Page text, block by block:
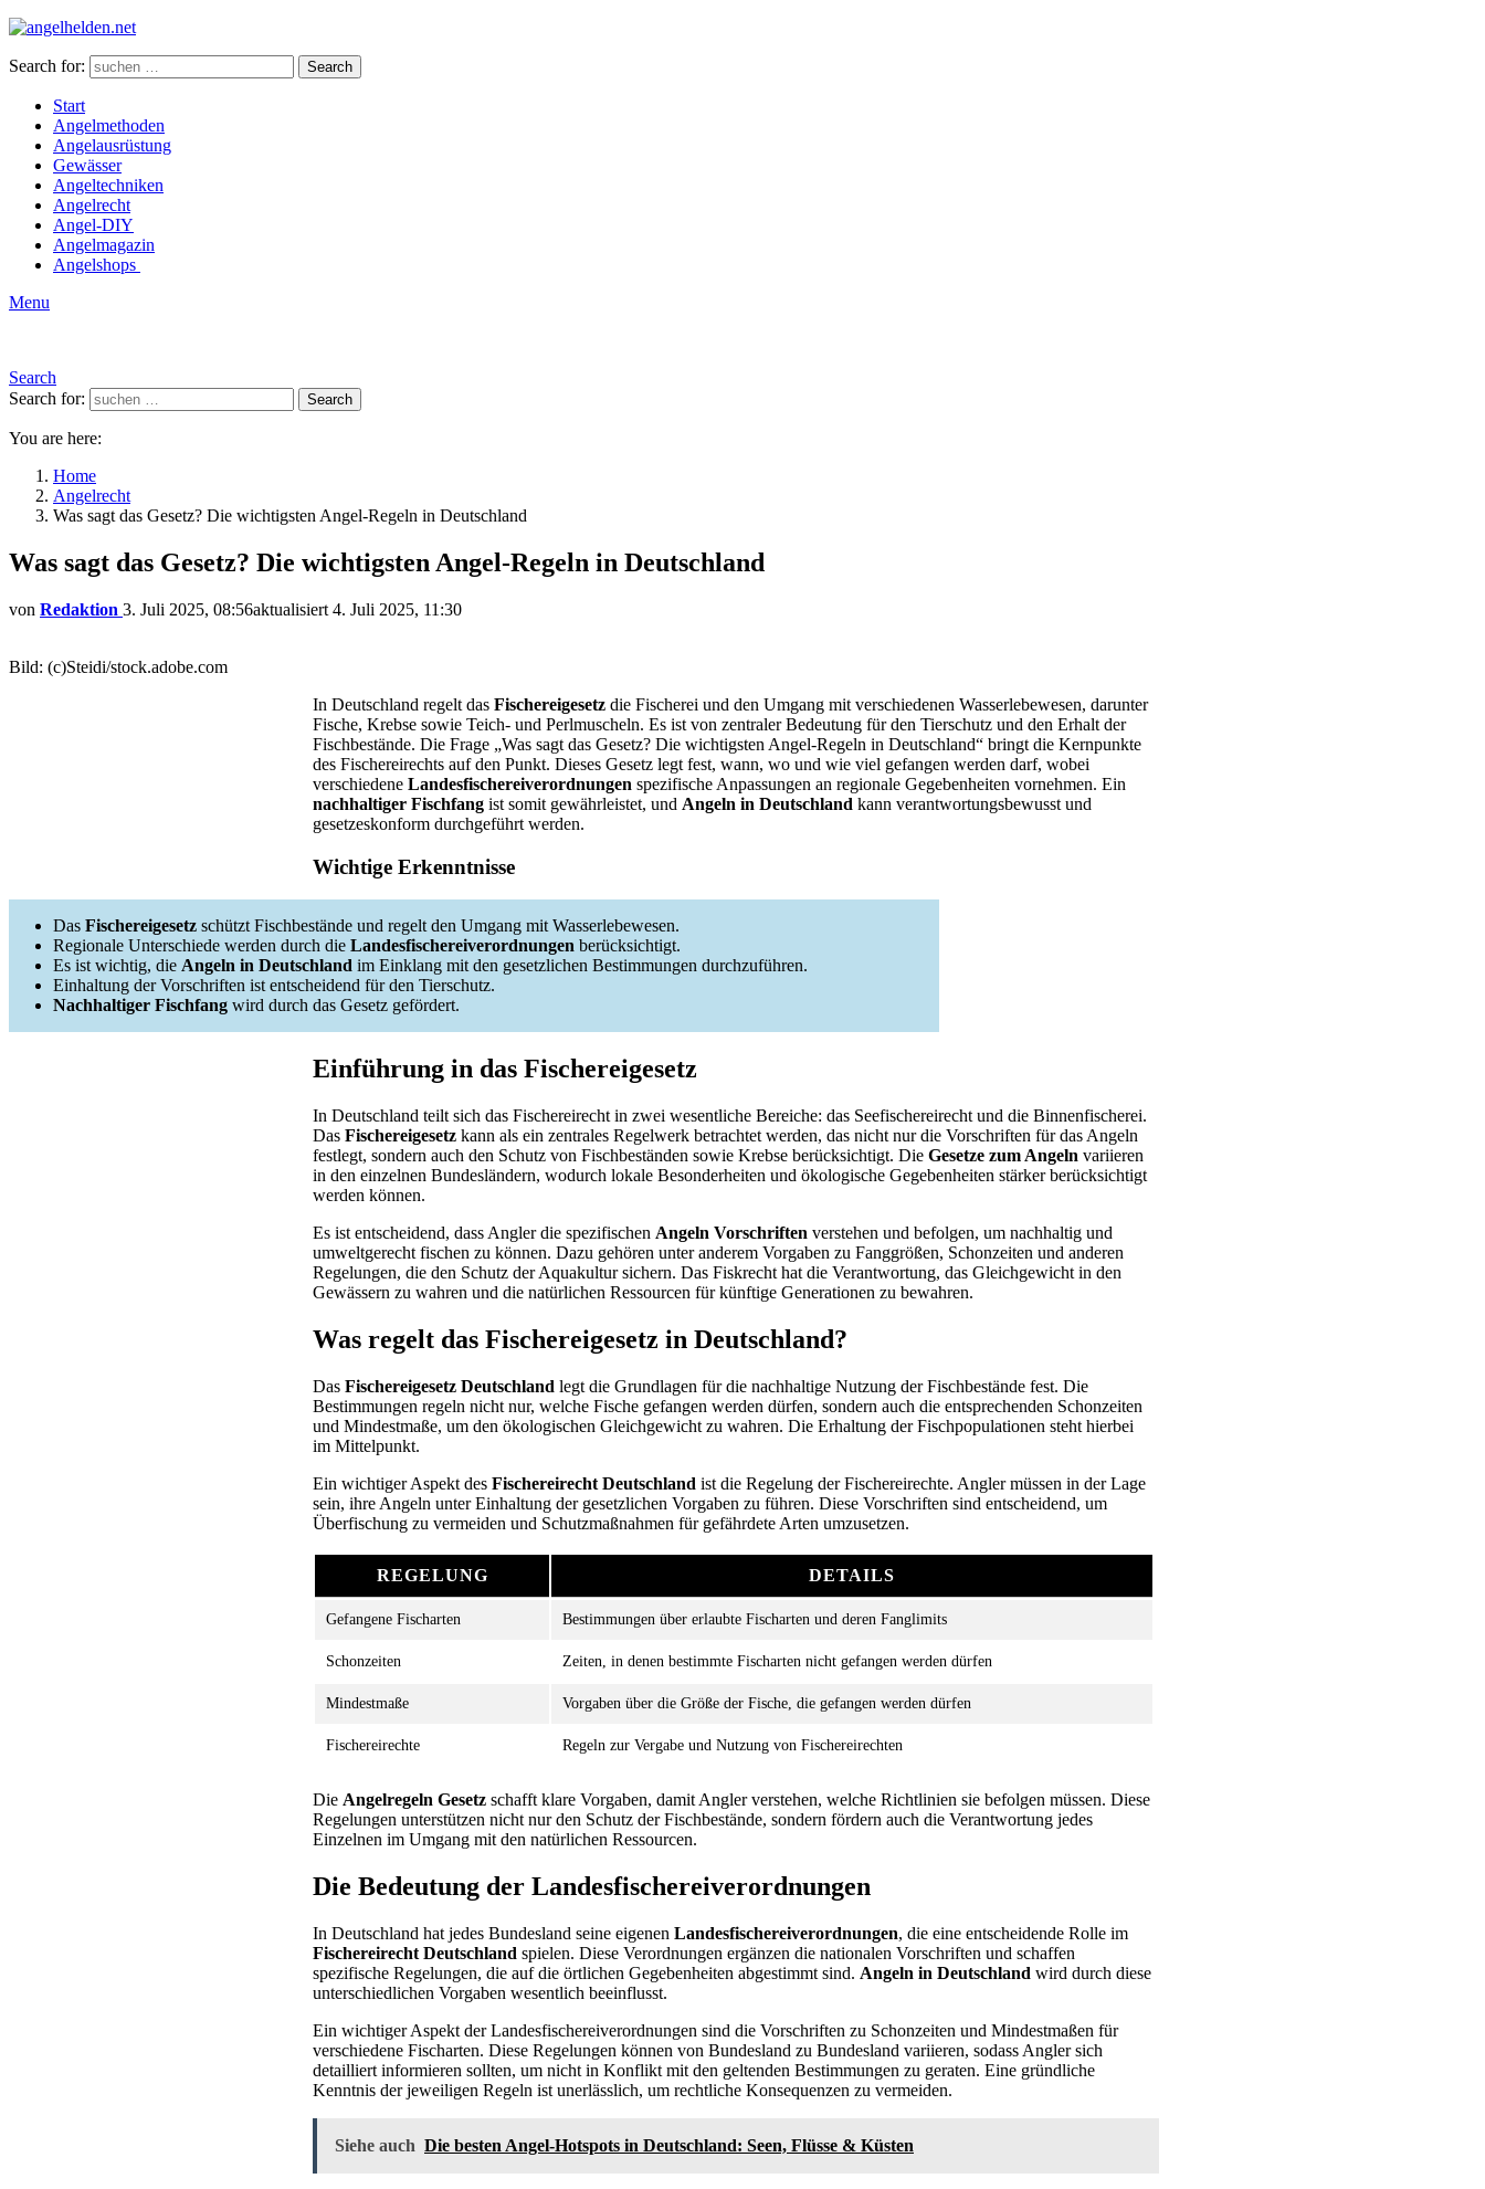
Search for: Search
Start
Angelmethoden
Angelausrüstung
Gewässer
Angeltechniken
Angelrecht
Angel-DIY
Angelmagazin
Angelshops
Menu
Search
Search for:
Search
You are here:
Home
Angelrecht
Was sagt das Gesetz? Die wichtigsten Angel-Regeln in Deutschland
Was sagt das Gesetz? Die wichtigsten Angel-Regeln in Deutschland
von Redaktion 3. Juli 2025, 08:56aktualisiert 4. Juli 2025, 11:30
Bild: (c)Steidi/stock.adobe.com
In Deutschland regelt das Fischereigesetz die Fischerei und den Umgang mit verschiedenen Wasserlebewesen, darunter
Fische, Krebse sowie Teich- und Perlmuscheln. Es ist von zentraler Bedeutung für den Tierschutz und den Erhalt der
Fischbestände. Die Frage „Was sagt das Gesetz? Die wichtigsten Angel-Regeln in Deutschland“ bringt die Kernpunkte
des Fischereirechts auf den Punkt. Dieses Gesetz legt fest, wann, wo und wie viel gefangen werden darf, wobei
verschiedene Landesfischereiverordnungen spezifische Anpassungen an regionale Gegebenheiten vornehmen. Ein
nachhaltiger Fischfang ist somit gewährleistet, und Angeln in Deutschland kann verantwortungsbewusst und
gesetzeskonform durchgeführt werden.
Wichtige Erkenntnisse
Das Fischereigesetz schützt Fischbestände und regelt den Umgang mit Wasserlebewesen.
Regionale Unterschiede werden durch die Landesfischereiverordnungen berücksichtigt.
Es ist wichtig, die Angeln in Deutschland im Einklang mit den gesetzlichen Bestimmungen durchzuführen.
Einhaltung der Vorschriften ist entscheidend für den Tierschutz.
Nachhaltiger Fischfang wird durch das Gesetz gefördert.
Einführung in das Fischereigesetz
In Deutschland teilt sich das Fischereirecht in zwei wesentliche Bereiche: das Seefischereirecht und die Binnenfischerei.
Das Fischereigesetz kann als ein zentrales Regelwerk betrachtet werden, das nicht nur die Vorschriften für das Angeln
festlegt, sondern auch den Schutz von Fischbeständen sowie Krebse berücksichtigt. Die Gesetze zum Angeln variieren
in den einzelnen Bundesländern, wodurch lokale Besonderheiten und ökologische Gegebenheiten stärker berücksichtigt
werden können.
Es ist entscheidend, dass Angler die spezifischen Angeln Vorschriften verstehen und befolgen, um nachhaltig und
umweltgerecht fischen zu können. Dazu gehören unter anderem Vorgaben zu Fanggrößen, Schonzeiten und anderen
Regelungen, die den Schutz der Aquakultur sichern. Das Fiskrecht hat die Verantwortung, das Gleichgewicht in den
Gewässern zu wahren und die natürlichen Ressourcen für künftige Generationen zu bewahren.
Was regelt das Fischereigesetz in Deutschland?
Das Fischereigesetz Deutschland legt die Grundlagen für die nachhaltige Nutzung der Fischbestände fest. Die
Bestimmungen regeln nicht nur, welche Fische gefangen werden dürfen, sondern auch die entsprechenden Schonzeiten
und Mindestmaße, um den ökologischen Gleichgewicht zu wahren. Die Erhaltung der Fischpopulationen steht hierbei
im Mittelpunkt.
Ein wichtiger Aspekt des Fischereirecht Deutschland ist die Regelung der Fischereirechte. Angler müssen in der Lage
sein, ihre Angeln unter Einhaltung der gesetzlichen Vorgaben zu führen. Diese Vorschriften sind entscheidend, um
Überfischung zu vermeiden und Schutzmaßnahmen für gefährdete Arten umzusetzen.
REGELUNG DETAILS
Gefangene Fischarten Bestimmungen über erlaubte Fischarten und deren Fanglimits
Schonzeiten Zeiten, in denen bestimmte Fischarten nicht gefangen werden dürfen
Mindestmaße Vorgaben über die Größe der Fische, die gefangen werden dürfen
Fischereirechte Regeln zur Vergabe und Nutzung von Fischereirechten
Die Angelregeln Gesetz schafft klare Vorgaben, damit Angler verstehen, welche Richtlinien sie befolgen müssen. Diese
Regelungen unterstützen nicht nur den Schutz der Fischbestände, sondern fördern auch die Verantwortung jedes
Einzelnen im Umgang mit den natürlichen Ressourcen.
Die Bedeutung der Landesfischereiverordnungen
In Deutschland hat jedes Bundesland seine eigenen Landesfischereiverordnungen, die eine entscheidende Rolle im
Fischereirecht Deutschland spielen. Diese Verordnungen ergänzen die nationalen Vorschriften und schaffen
spezifische Regelungen, die auf die örtlichen Gegebenheiten abgestimmt sind. Angeln in Deutschland wird durch diese
unterschiedlichen Vorgaben wesentlich beeinflusst.
Ein wichtiger Aspekt der Landesfischereiverordnungen sind die Vorschriften zu Schonzeiten und Mindestmaßen für
verschiedene Fischarten. Diese Regelungen können von Bundesland zu Bundesland variieren, sodass Angler sich
detailliert informieren sollten, um nicht in Konflikt mit den geltenden Bestimmungen zu geraten. Eine gründliche
Kenntnis der jeweiligen Regeln ist unerlässlich, um rechtliche Konsequenzen zu vermeiden.
Siehe auch Die besten Angel-Hotspots in Deutschland: Seen, Flüsse & Küsten